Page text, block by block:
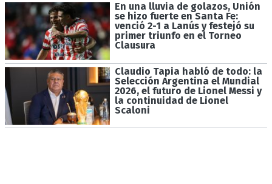
En una lluvia de golazos, Unión
se hizo fuerte en Santa Fe:
venció 2-1 a Lanús y festejó su
primer triunfo en el Torneo
Clausura
Claudio Tapia habló de todo: la
Selección Argentina el Mundial
2026, el futuro de Lionel Messi y
la continuidad de Lionel
Scaloni